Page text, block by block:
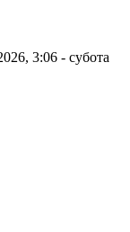
3:06 - субота